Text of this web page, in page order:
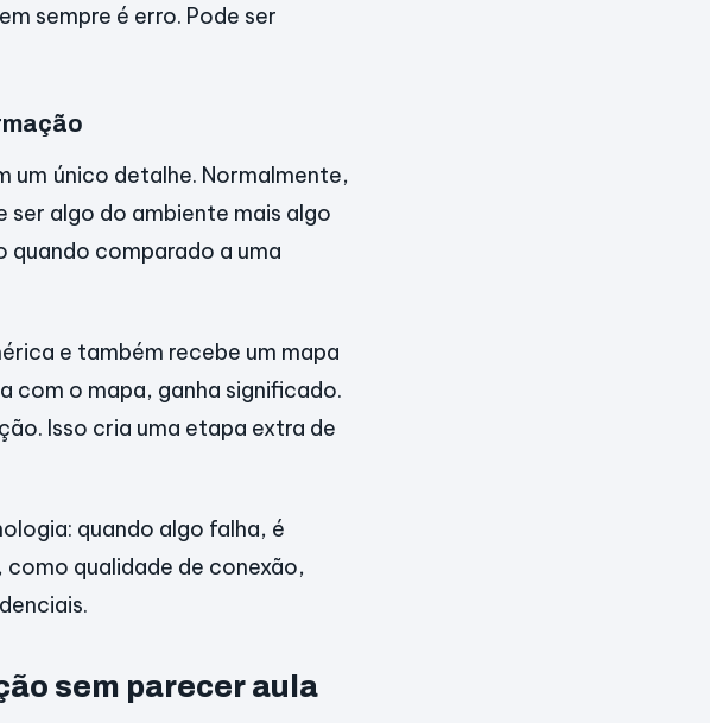
sempre é erro. Pode ser
um único detalhe. Normalmente,
ser algo do ambiente mais algo
quando comparado a uma
e também recebe um mapa
com o mapa, ganha significado.
Isso cria uma etapa extra de
quando algo falha, é
qualidade de conexão,
sem parecer aula